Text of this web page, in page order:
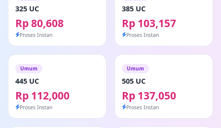
325 UC
Rp 80,608
Proses Instan
385 UC
Rp 103,157
Proses Instan
Umum
445 UC
Rp 112,000
Proses Instan
Umum
505 UC
Rp 137,050
Proses Instan